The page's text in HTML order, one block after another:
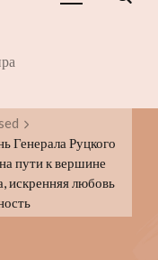
Генерала Руцкого
пути к вершине
искренняя любовь